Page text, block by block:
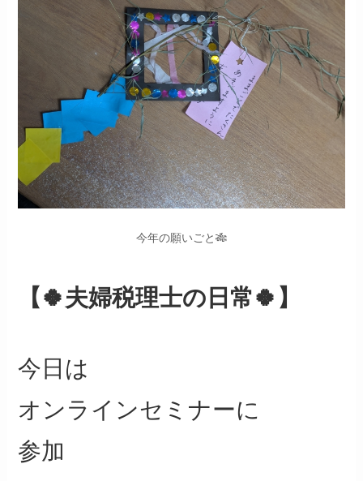
今年の願いごと🎋
【🍀夫婦税理士の日常🍀】
今日は
オンラインセミナーに
参加